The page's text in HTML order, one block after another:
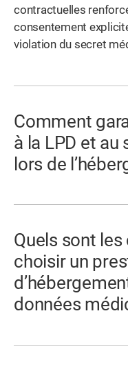
contractuelles
consentement
violation du secret
Comment
à la LPD et au
lors de
Quels sont
choisir un
données